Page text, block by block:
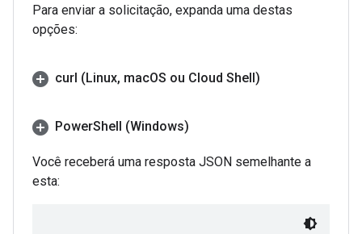
Para enviar a solicitação, expanda uma destas
opções:
curl (Linux, macOS ou Cloud Shell)
PowerShell (Windows)
Você receberá uma resposta JSON semelhante a
esta: